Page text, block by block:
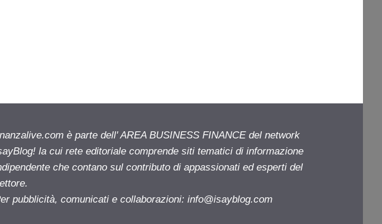
è parte dell' AREA BUSINESS FINANCE del network
la cui rete editoriale comprende siti tematici di informazione
che contano sul contributo di appassionati ed esperti del
pubblicità, comunicati e collaborazioni: info@isayblog.com